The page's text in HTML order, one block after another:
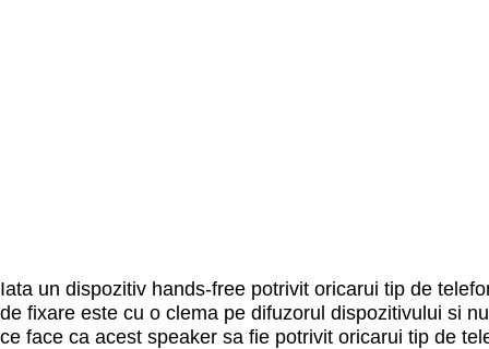
Iata un dispozitiv hands-free potrivit oricarui tip de
de fixare este cu o clema pe difuzorul dispozitivului si
ce face ca acest speaker sa fie potrivit oricarui tip de